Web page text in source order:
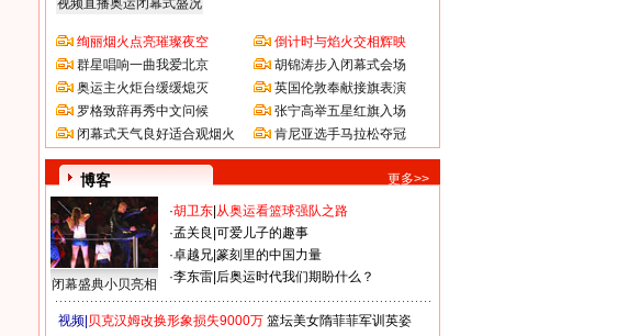
视频直播奥运闭幕式盛况
绚丽烟火点亮璀璨夜空
群星唱响一曲我爱北京
奥运主火炬台缓缓熄灭
罗格致辞再秀中文问候
闭幕式天气良好适合观烟火
倒计时与焰火交相辉映
胡锦涛步入闭幕式会场
英国伦敦奉献接旗表演
张宁高举五星红旗入场
肯尼亚选手马拉松夺冠
博客 更多>>
闭幕盛典小贝亮相
·胡卫东 从奥运看篮球强队之路
·孟关良 可爱儿子的趣事
·卓越兄 篆刻里的中国力量
·李东雷 后奥运时代我们期盼什么？
视频| 贝克汉姆改换形象损失9000万 篮坛美女隋菲菲军训英姿